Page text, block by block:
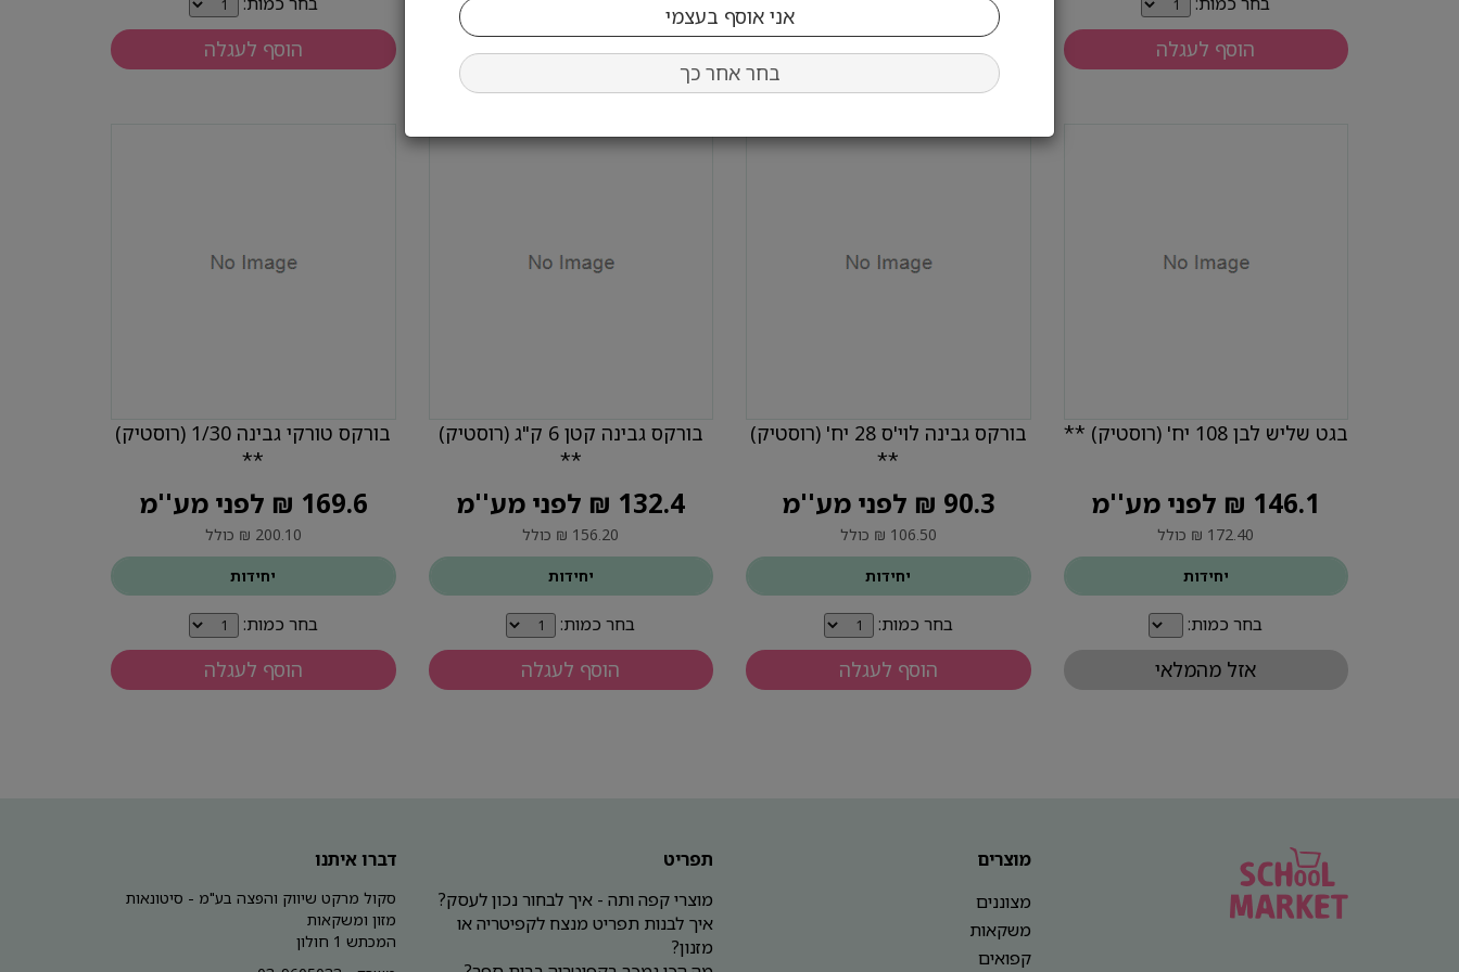
בחר אחר כך
הוסף לעגלה הוסף לעגלה הוסף לעגלה הוסף לעגלה
בגט שליש לבן 108 יח' (רוסטיק) **
146.1 ₪ לפני מע''מ
172.40 ₪ כולל
יחידות
בחר כמות:
אזל מהמלאי
בורקס גבינה לוי'ס 28 יח' (רוסטיק)
**
90.3 ₪ לפני מע''מ
106.50 ₪ כולל
יחידות
בחר כמות:
הוסף לעגלה
בורקס גבינה קטן 6 ק"ג (רוסטיק)
**
132.4 ₪ לפני מע''מ
156.20 ₪ כולל
יחידות
בחר כמות:
הוסף לעגלה
בורקס טורקי גבינה 1/30 (רוסטיק)
**
169.6 ₪ לפני מע''מ
200.10 ₪ כולל
יחידות
בחר כמות:
הוסף לעגלה
דברו איתנו
סקול מרקט שיווק והפצה בע"מ - סיטונאות
מזון ומשקאות
המכתש 1 חולון
תפריט
מוצרי קפה ותה - איך לבחור נכון לעסק?
איך לבנות תפריט מנצח לקפיטריה או
מזנון?
מוצרים
מצוננים
משקאות
קפואים